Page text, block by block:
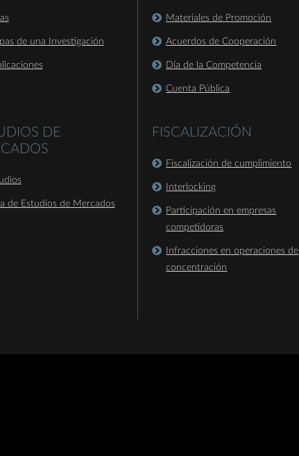
de una Investigación
DE
de Estudios de Mercados
Materiales de Promoción
Acuerdos de Cooperación
Día de la Competencia
Cuenta Pública
FISCALIZACIÓN
Fiscalización de cumplimiento
Interlocking
Participación en empresas
competidoras
Infracciones en operaciones de
concentración